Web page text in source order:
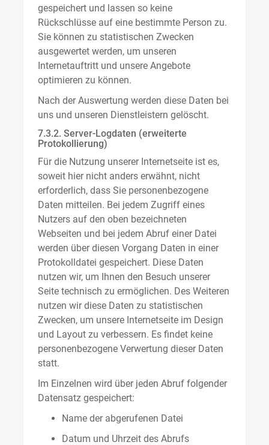
gespeichert und lassen so keine
Rückschlüsse auf eine bestimmte Person zu.
Sie können zu statistischen Zwecken
ausgewertet werden, um unseren
Internetauftritt und unsere Angebote
optimieren zu können.
Nach der Auswertung werden diese Daten bei
uns und unseren Dienstleistern gelöscht.
7.3.2. Server-Logdaten (erweiterte
Protokollierung)
Für die Nutzung unserer Internetseite ist es,
soweit hier nicht anders erwähnt, nicht
erforderlich, dass Sie personenbezogene
Daten mitteilen. Bei jedem Zugriff eines
Nutzers auf den oben bezeichneten
Webseiten und bei jedem Abruf einer Datei
werden über diesen Vorgang Daten in einer
Protokolldatei gespeichert. Diese Daten
nutzen wir, um Ihnen den Besuch unserer
Seite technisch zu ermöglichen. Des Weiteren
nutzen wir diese Daten zu statistischen
Zwecken, um unsere Internetseite im Design
und Layout zu verbessern. Es findet keine
personenbezogene Verwertung dieser Daten
statt.
Im Einzelnen wird über jeden Abruf folgender
Datensatz gespeichert:
Name der abgerufenen Datei
Datum und Uhrzeit des Abrufs